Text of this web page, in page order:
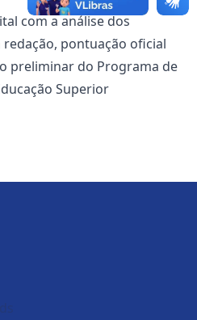
com a análise dos
pontuação oficial
preliminar do Programa de
Superior